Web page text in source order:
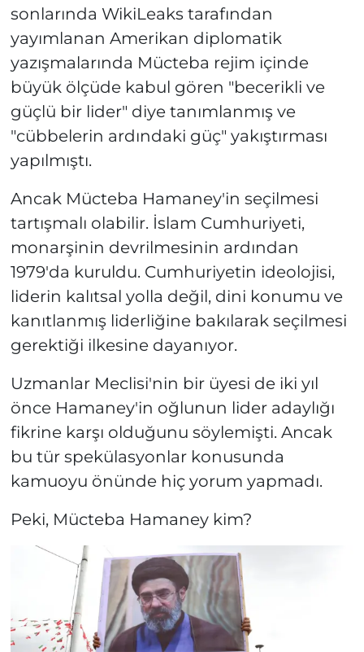
sonlarında WikiLeaks tarafından
yayımlanan Amerikan diplomatik
yazışmalarında Mücteba rejim içinde
büyük ölçüde kabul gören "becerikli ve
güçlü bir lider" diye tanımlanmış ve
"cübbelerin ardındaki güç" yakıştırması
yapılmıştı.
Ancak Mücteba Hamaney'in seçilmesi
tartışmalı olabilir. İslam Cumhuriyeti,
monarşinin devrilmesinin ardından
1979'da kuruldu. Cumhuriyetin ideolojisi,
liderin kalıtsal yolla değil, dini konumu ve
kanıtlanmış liderliğine bakılarak seçilmesi
gerektiği ilkesine dayanıyor.
Uzmanlar Meclisi'nin bir üyesi de iki yıl
önce Hamaney'in oğlunun lider adaylığı
fikrine karşı olduğunu söylemişti. Ancak
bu tür spekülasyonlar konusunda
kamuoyu önünde hiç yorum yapmadı.
Peki, Mücteba Hamaney kim?